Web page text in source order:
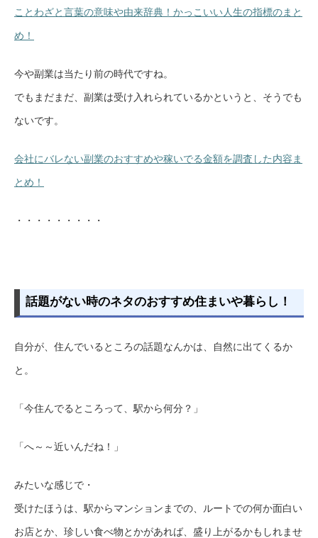
ことわざと言葉の意味や由来辞典！かっこいい人生の指標のまと
め！
今や副業は当たり前の時代ですね。
でもまだまだ、副業は受け入れられているかというと、そうでも
ないです。
会社にバレない副業のおすすめや稼いでる金額を調査した内容ま
とめ！
・・・・・・・・・
話題がない時のネタのおすすめ住まいや暮らし！
自分が、住んでいるところの話題なんかは、自然に出てくるか
と。
「今住んでるところって、駅から何分？」
「へ～～近いんだね！」
みたいな感じで・
受けたほうは、駅からマンションまでの、ルートでの何か面白い
お店とか、珍しい食べ物とかがあれば、盛り上がるかもしれませ